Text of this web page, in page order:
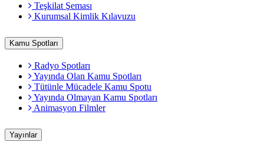
Teşkilat Şeması
Kurumsal Kimlik Kılavuzu
Kamu Spotları
Radyo Spotları
Yayında Olan Kamu Spotları
Tütünle Mücadele Kamu Spotu
Yayında Olmayan Kamu Spotları
Animasyon Filmler
Yayınlar